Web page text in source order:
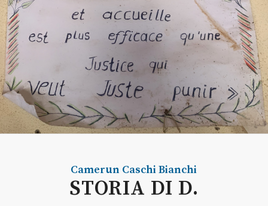
Camerun Caschi Bianchi
STORIA DI D.